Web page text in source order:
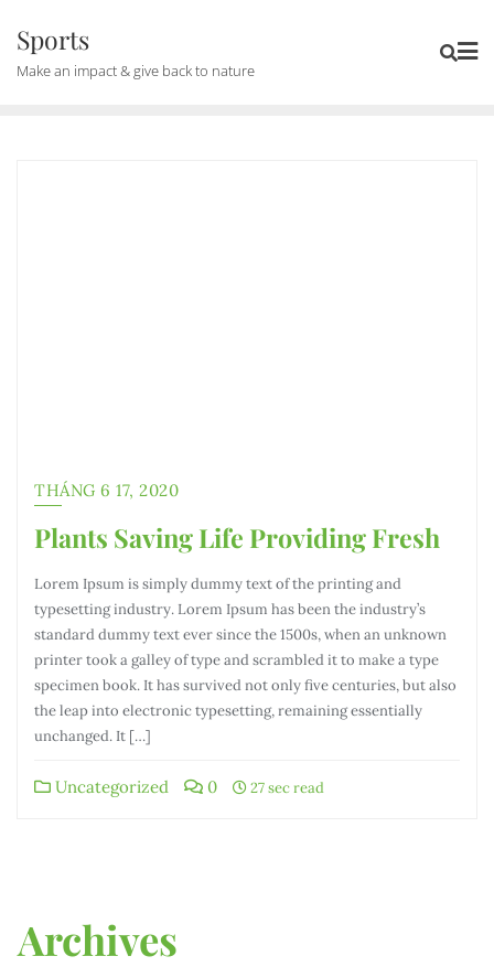
content
Sports
Make an impact & give back to nature
THÁNG 6 17, 2020
Plants Saving Life Providing Fresh
Lorem Ipsum is simply dummy text of the printing and
typesetting industry. Lorem Ipsum has been the industry’s
standard dummy text ever since the 1500s, when an unknown
printer took a galley of type and scrambled it to make a type
specimen book. It has survived not only five centuries, but also
the leap into electronic typesetting, remaining essentially
unchanged. It […]
Uncategorized 0 27 sec read
Archives